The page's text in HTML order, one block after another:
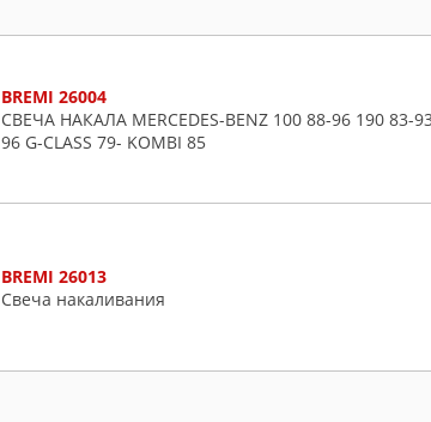
BREMI 26004
СВЕЧА НАКАЛА MERCEDES-BENZ 100 88-96 190 83-93
96 G-CLASS 79- KOMBI 85
BREMI 26013
Свеча накаливания